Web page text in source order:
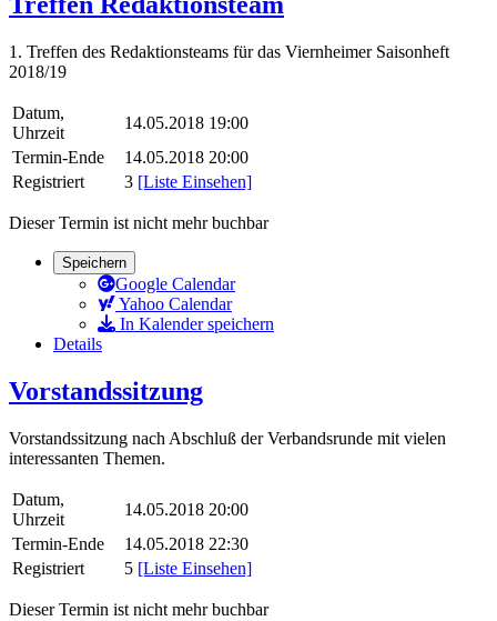
1. Treffen des Redaktionsteams für das Viernheimer Saisonheft
2018/19
Datum,
Uhrzeit
14.05.2018 19:00
Termin-Ende
14.05.2018 20:00
Registriert
3 [Liste Einsehen]
Dieser Termin ist nicht mehr buchbar
Speichern
Google Calendar
Yahoo Calendar
In Kalender speichern
Details
Vorstandssitzung
Vorstandssitzung nach Abschluß der Verbandsrunde mit vielen
interessanten Themen.
Datum,
Uhrzeit
14.05.2018 20:00
Termin-Ende
14.05.2018 22:30
Registriert
5 [Liste Einsehen]
Dieser Termin ist nicht mehr buchbar